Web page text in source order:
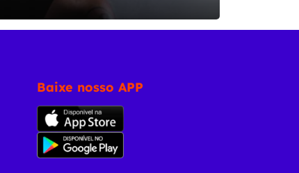
Baixe nosso APP